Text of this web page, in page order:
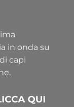
in onda su
capi